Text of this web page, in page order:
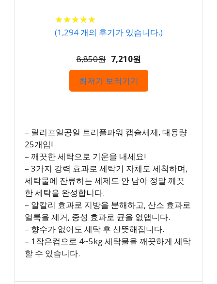
★★★★★
★★★★★
(1,294개의 후기가 있습니다.)
8,850원 7,210원
최저가 보러가기
– 릴리프일공일 트리플파워 캡슐세제, 대용량
25개입!
– 깨끗한 세탁으로 기운을 내세요!
– 3가지 강력 효과로 세탁기 자체도 세척하며,
세탁물에 잔류하는 세제도 안 남아 정말 깨끗
한 세탁을 완성합니다.
– 알칼리 효과로 지방을 분해하고, 산소 효과로
얼룩을 제거, 중성 효과로 균을 없앱니다.
– 향수가 없어도 세탁 후 산뜻해집니다.
– 1작은컵으로 4~5kg 세탁물을 깨끗하게 세탁
할 수 있습니다.